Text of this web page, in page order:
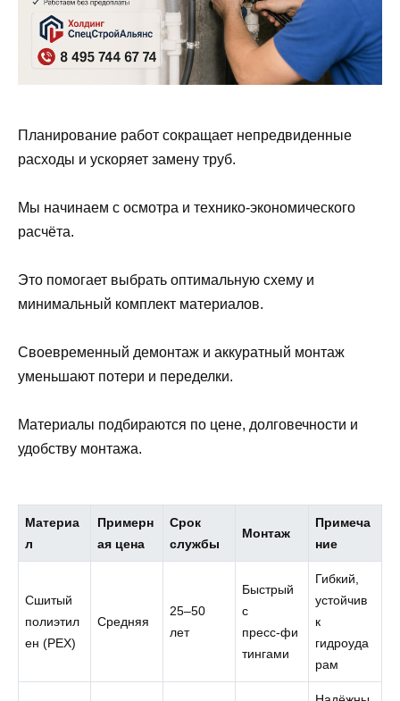
Планирование работ сокращает непредвиденные
расходы и ускоряет замену труб.
Мы начинаем с осмотра и технико-экономического
расчёта.
Это помогает выбрать оптимальную схему и
минимальный комплект материалов.
Своевременный демонтаж и аккуратный монтаж
уменьшают потери и переделки.
Материалы подбираются по цене, долговечности и
удобству монтажа.
Материа
л
Примерн
ая цена
Срок
службы
Монтаж
Примеча
ние
Сшитый
полиэтил
ен (PEX)
Средняя
25–50
лет
Быстрый
с
пресс‑фи
тингами
Гибкий,
устойчив
к
гидроуда
рам